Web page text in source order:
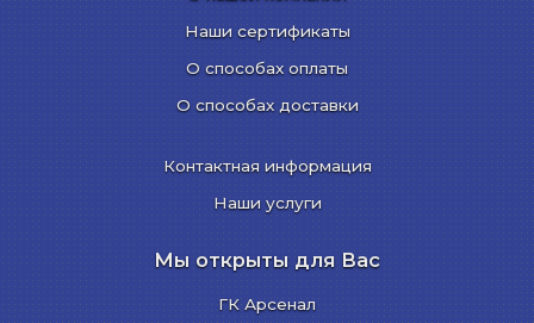
Наши сертификаты
О способах оплаты
О способах доставки
Контактная информация
Наши услуги
Мы открыты для Вас
ГК Арсенал